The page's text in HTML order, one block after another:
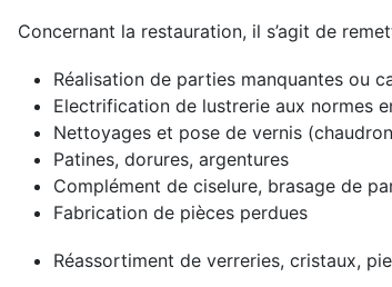
Concernant la restauration, il s’agit de
Réalisation de parties manquantes ou
Electrification de lustrerie aux normes
Nettoyages et pose de vernis
Patines, dorures, argentures
Complément de ciselure, brasage de
Fabrication de pièces perdues
Réassortiment de verreries, cristaux,